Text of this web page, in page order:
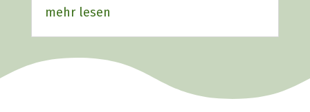
mehr lesen